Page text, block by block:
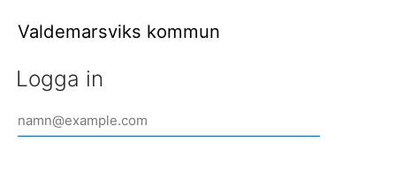
Valdemarsviks kommun
Logga in